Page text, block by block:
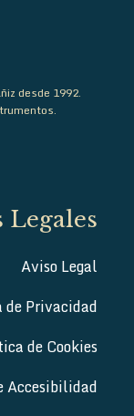
desde 1992.
Legales
Aviso Legal
Privacidad
de Cookies
Accesibilidad